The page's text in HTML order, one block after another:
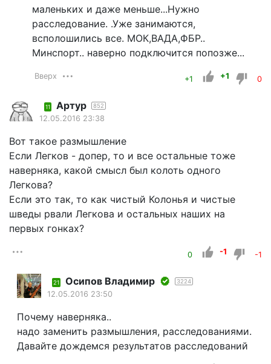
маленьких и даже меньше...Нужно
расследование. .Уже занимаются,
всполошились все. МОК,ВАДА,ФБР..
Минспорт.. наверно подключится попозже...
Вверх +1 +1 0
11 Артур 852
12.05.2016 23:38
Вот такое размышление
Если Легков - допер, то и все остальные тоже
наверняка, какой смысл был колоть одного
Легкова?
Если это так, то как чистый Колонья и чистые
шведы рвали Легкова и остальных наших на
первых гонках?
0 -1 -1
21 Осипов Владимир 3224
12.05.2016 23:50
Почему наверняка..
надо заменить размышления, расследованиями.
Давайте дождемся результатов расследований